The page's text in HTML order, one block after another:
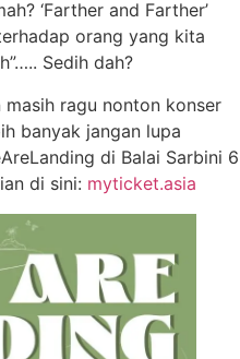
‘Farther and Farther’
orang yang kita
Sedih dah?
masih ragu nonton konser
banyak jangan lupa
di Balai Sarbini 6
di sini: myticket.asia